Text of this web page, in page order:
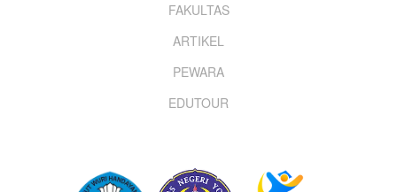
FAKULTAS
ARTIKEL
PEWARA
EDUTOUR